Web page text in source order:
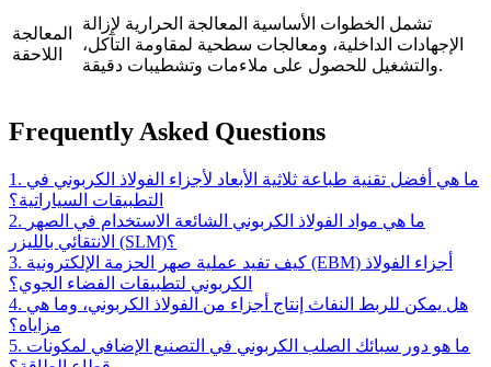
المعالجة
اللاحقة
تشمل الخطوات الأساسية المعالجة الحرارية لإزالة
الإجهادات الداخلية، ومعالجات سطحية لمقاومة التآكل،
والتشغيل للحصول على ملاءمات وتشطيبات دقيقة.
Frequently Asked Questions
1. ما هي أفضل تقنية طباعة ثلاثية الأبعاد لأجزاء الفولاذ الكربوني في
التطبيقات السياراتية؟
2. ما هي مواد الفولاذ الكربوني الشائعة الاستخدام في الصهر
الانتقائي بالليزر (SLM)؟
3. كيف تفيد عملية صهر الحزمة الإلكترونية (EBM) أجزاء الفولاذ
الكربوني لتطبيقات الفضاء الجوي؟
4. هل يمكن للربط النفاث إنتاج أجزاء من الفولاذ الكربوني، وما هي
مزاياه؟
5. ما هو دور سبائك الصلب الكربوني في التصنيع الإضافي لمكونات